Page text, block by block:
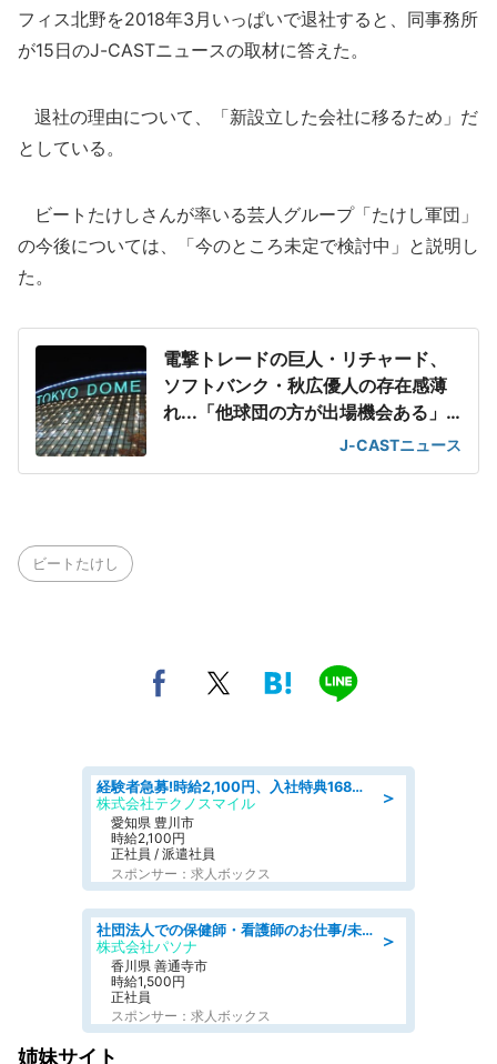
フィス北野を2018年3月いっぱいで退社すると、同事務所
が15日のJ-CASTニュースの取材に答えた。
退社の理由について、「新設立した会社に移るため」だ
としている。
ビートたけしさんが率いる芸人グループ「たけし軍団」
の今後については、「今のところ未定で検討中」と説明し
た。
電撃トレードの巨人・リチャード、
ソフトバンク・秋広優人の存在感薄
れ...「他球団の方が出場機会ある」
J-CASTニュース
ビートたけし
＞
経験者急募!時給2,100円、入社特典168万円の自動車製造業務/トヨタ自動車/tutumi
株式会社テクノスマイル
愛知県 豊川市
時給2,100円
正社員 / 派遣社員
スポンサー：求人ボックス
＞
社団法人での保健師・看護師のお仕事/未経験OK/要資格:普通免許、保健師、正看護師
株式会社パソナ
香川県 善通寺市
時給1,500円
正社員
スポンサー：求人ボックス
姉妹サイト